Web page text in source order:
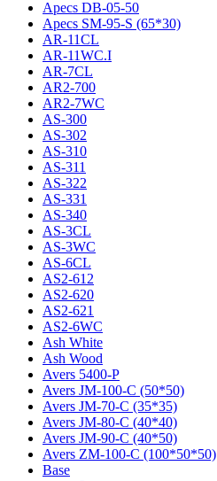
Apecs DB-05-50
Apecs SM-95-S (65*30)
AR-11CL
AR-11WC.I
AR-7CL
AR2-700
AR2-7WC
AS-300
AS-302
AS-310
AS-311
AS-322
AS-331
AS-340
AS-3CL
AS-3WC
AS-6CL
AS2-612
AS2-620
AS2-621
AS2-6WC
Ash White
Ash Wood
Avers 5400-P
Avers JМ-100-С (50*50)
Avers JМ-70-С (35*35)
Avers JМ-80-С (40*40)
Avers JМ-90-С (40*50)
Avers ZM-100-С (100*50*50)
Base